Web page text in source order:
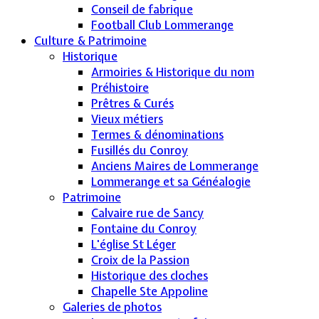
Conseil de fabrique
Football Club Lommerange
Culture & Patrimoine
Historique
Armoiries & Historique du nom
Préhistoire
Prêtres & Curés
Vieux métiers
Termes & dénominations
Fusillés du Conroy
Anciens Maires de Lommerange
Lommerange et sa Généalogie
Patrimoine
Calvaire rue de Sancy
Fontaine du Conroy
L'église St Léger
Croix de la Passion
Historique des cloches
Chapelle Ste Appoline
Galeries de photos